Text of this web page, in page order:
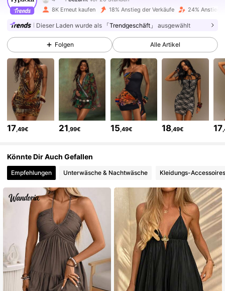
s***3
ist Vor 7 Stundengefolgt
4,81 67K Follower
4,81 67K Follower
67K Follower
4,81 67K Follower
4,81 67K Follower
4,81 67K Follower
4,81 67K Follower
4,81 67K Follower
8K Erneut kaufen 18% Anstieg der Verkäufe 24% Anstieg
Dieser Laden wurde als 「Trendgeschäft」 ausgewählt
Folgen Alle Artikel
17,49€ 21,99€ 15,49€ 18,49€ 17
Könnte Dir Auch Gefallen
Empfehlungen Unterwäsche & Nachtwäsche Kleidungs-Accessoires